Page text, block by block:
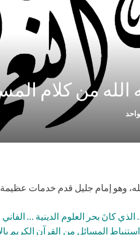
الله من كلام
وهو إمام جليل قدم خدمات عظيمة
الذي كانَ بحر العلوم الدينية …